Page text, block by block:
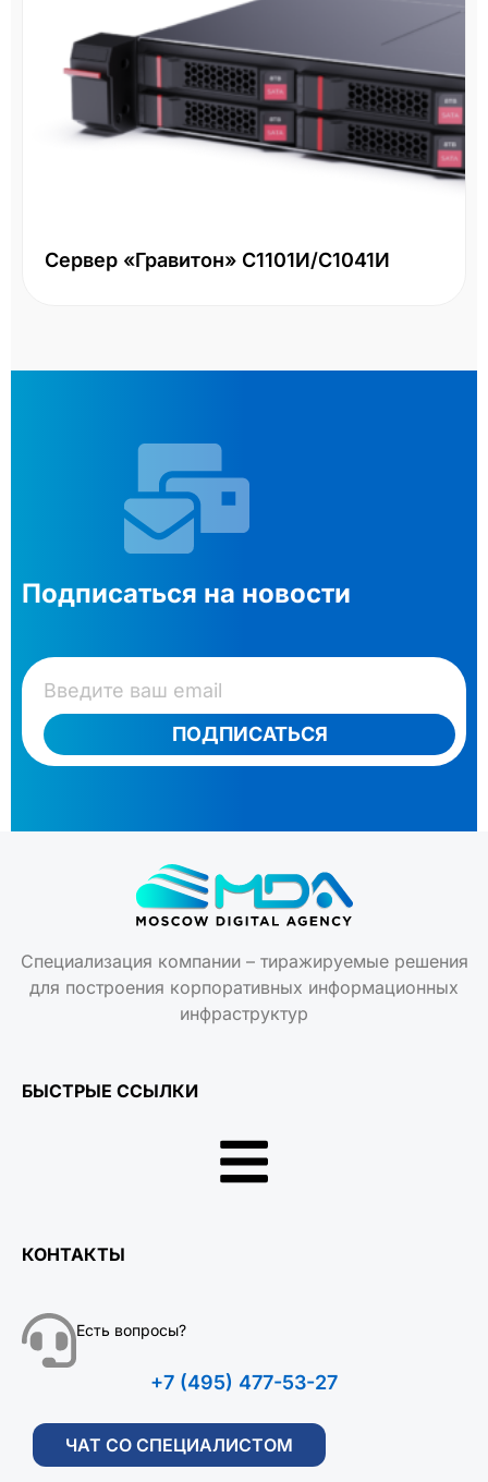
Сервер «Гравитон» С1101И/С1041И
Подписаться на новости
ПОДПИСАТЬСЯ
Специализация компании – тиражируемые решения
для построения корпоративных информационных
инфраструктур
БЫСТРЫЕ ССЫЛКИ
КОНТАКТЫ
Есть вопросы?
+7 (495) 477-53-27
ЧАТ СО СПЕЦИАЛИСТОМ